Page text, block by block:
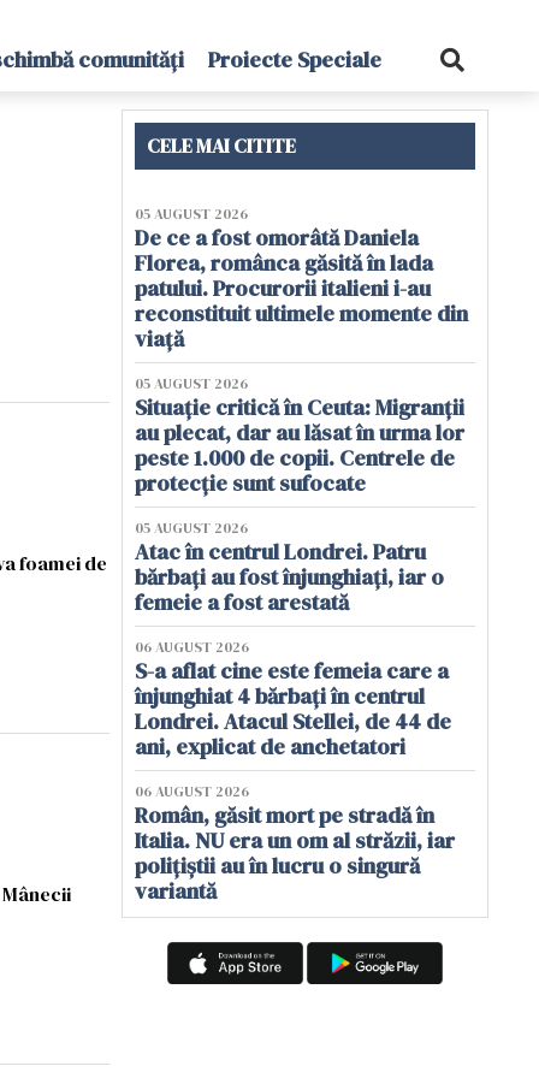
comunități Proiecte Speciale
foamei de
CELE MAI CITITE
05 AUGUST 2026
De ce a fost omorâtă Daniela
Florea, românca găsită în lada
patului. Procurorii italieni i-au
reconstituit ultimele momente din
viață
05 AUGUST 2026
Situație critică în Ceuta: Migranții
au plecat, dar au lăsat în urma lor
peste 1.000 de copii. Centrele de
protecție sunt sufocate
05 AUGUST 2026
Atac în centrul Londrei. Patru
bărbați au fost înjunghiați, iar o
femeie a fost arestată
06 AUGUST 2026
S-a aflat cine este femeia care a
înjunghiat 4 bărbați în centrul
Londrei. Atacul Stellei, de 44 de
ani, explicat de anchetatori
06 AUGUST 2026
Român, găsit mort pe stradă în
Italia. NU era un om al străzii, iar
polițiștii au în lucru o singură
variantă